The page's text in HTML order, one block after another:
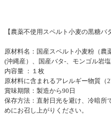
【農薬不使用スペルト小麦の黒糖バ
原材料名：国産スペルト小麦粉（農
(沖縄産）、国産バタ-、モンゴル岩塩
内容量 ：１枚
原材料に含まれるアレルギー物質（
賞味期限：製造から90日
保存方法：直射日光を避け、冷暗所
めにお召し上がりください。